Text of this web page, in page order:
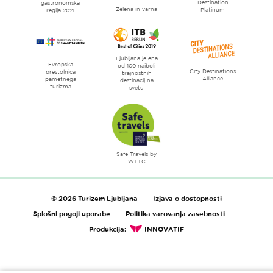
gastronomska
regija 2021
Zelena in varna
Destination
Platinum
Evropska
prestolnica
pametnega
turizma
Ljubljana je ena
od 100 najbolj
trajnostnih
destinacij na
svetu
City Destinations
Alliance
Safe Travels by
WTTC
© 2026 Turizem Ljubljana
Izjava o dostopnosti
Splošni pogoji uporabe
Politika varovanja zasebnosti
Produkcija:
INNOVATIF